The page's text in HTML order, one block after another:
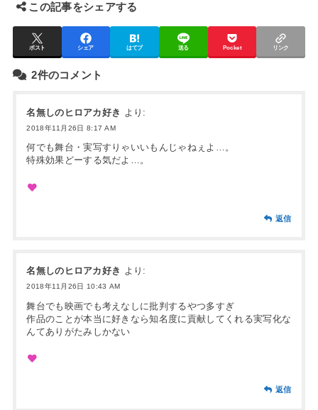
この記事をシェアする
ポスト シェア はてブ 送る Pocket リンク
2件のコメント
名無しのヒロアカ好き より:
2018年11月26日 8:17 AM
何でも舞台・実写すりゃいいもんじゃねぇよ…。
特殊効果どーする気だよ…。
返信
名無しのヒロアカ好き より:
2018年11月26日 10:43 AM
舞台でも映画でも考えなしに批判するやつ多すぎ
作品のことが本当に好きなら知名度に貢献してくれる実写化な
んてありがたみしかない
返信